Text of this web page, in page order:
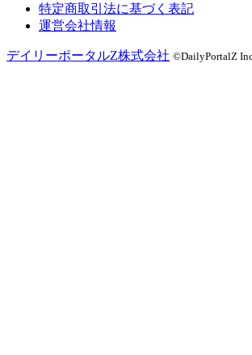
特定商取引法に基づく表記
運営会社情報
デイリーポータルZ株式会社 ©DailyPortalZ